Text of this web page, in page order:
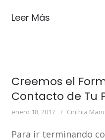
Leer Más
Creemos el
Contacto de Tu
enero 18, 2017 Cinthia
Para ir terminando